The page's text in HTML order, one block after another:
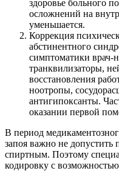
здоровье больного
осложнений на
уменьшается.
Коррекция
абстинентного
симптоматики врач-
транквилизаторы,
восстановления
ноотропы,
антигипоксанты.
оказании первой
В период
запоя важно не допустить
спиртным. Поэтому
кодировку с